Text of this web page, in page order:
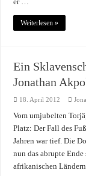
Weiterlesen »
Ein
Jonathan
18. April 2012
Vom umjubelten
Platz: Der Fall des
Jahren war tief. Die
nun das abrupte
afrikanischen